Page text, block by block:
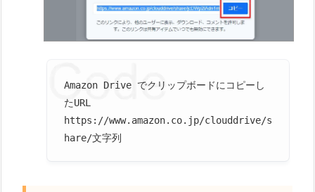
Amazon Drive でクリップボードにコピーし
たURL
https://www.amazon.co.jp/clouddrive/s
hare/文字列